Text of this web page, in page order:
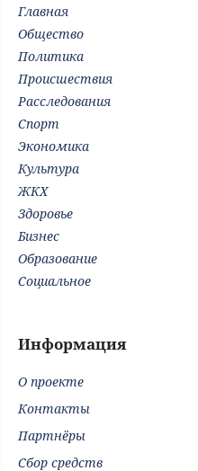
Главная
Общество
Политика
Происшествия
Расследования
Спорт
Экономика
Культура
ЖКХ
Здоровье
Бизнес
Образование
Социальное
Информация
О проекте
Контакты
Партнёры
Сбор средств